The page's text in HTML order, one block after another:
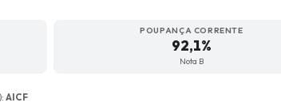
POUPANÇA CORRENTE
92,1%
Nota B
AICF